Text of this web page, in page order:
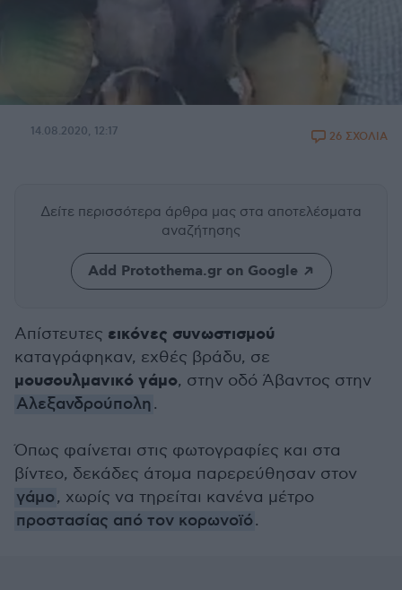
14.08.2020, 12:17 26 ΣΧΟΛΙΑ
Δείτε περισσότερα άρθρα μας στα αποτελέσματα
αναζήτησης
Add Protothema.gr on Google
Απίστευτες εικόνες συνωστισμού
καταγράφηκαν, εχθές βράδυ, σε
μουσουλμανικό γάμο, στην οδό Άβαντος στην
Αλεξανδρούπολη.
Όπως φαίνεται στις φωτογραφίες και στα
βίντεο, δεκάδες άτομα παρερεύθησαν στον
γάμο, χωρίς να τηρείται κανένα μέτρο
προστασίας από τον κορωνοϊό.